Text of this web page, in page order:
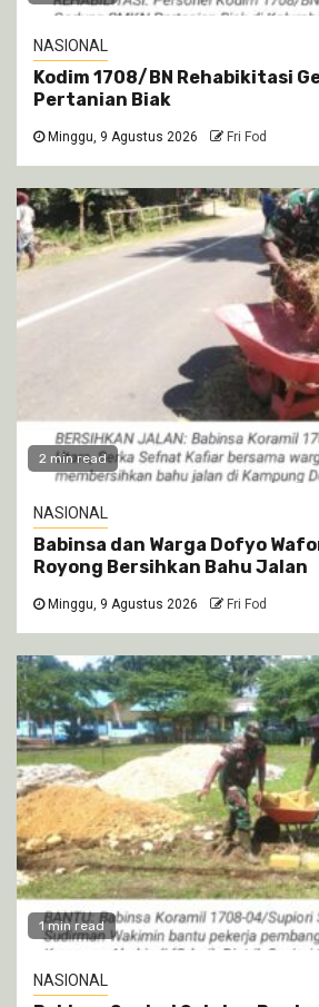
NASIONAL
Kodim 1708/BN Rehabikitasi
Pertanian Biak
Minggu, 9 Agustus 2026 Fri Fod
2 min read
NASIONAL
Babinsa dan Warga Dofyo
Royong Bersihkan Bahu Jalan
Minggu, 9 Agustus 2026 Fri Fod
1 min read
NASIONAL